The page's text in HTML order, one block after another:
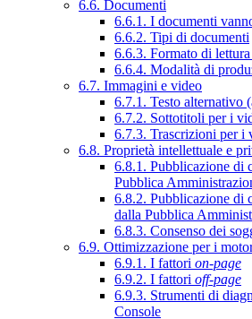
6.6. Documenti
6.6.1. I documenti
6.6.2. Tipi di documenti
6.6.3. Formato di
6.6.4. Modalità di
6.7. Immagini e video
6.7.1. Testo alternativo
6.7.2. Sottotitoli per i
6.7.3. Trascrizioni per i
6.8. Proprietà intellettuale e
6.8.1. Pubblicazione di
Pubblica
6.8.2. Pubblicazione di
dalla Pubblica
6.8.3. Consenso dei
6.9. Ottimizzazione per i
6.9.1. I fattori on-page
6.9.2. I fattori off-page
6.9.3. Strumenti di
Console